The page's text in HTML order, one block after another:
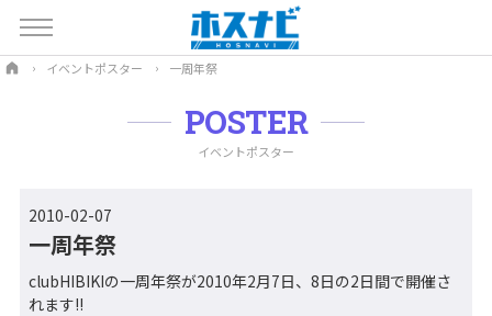
イベントポスター 一周年祭
POSTER
イベントポスター
2010-02-07
一周年祭
clubHIBIKIの一周年祭が2010年2月7日、8日の2日間で開催さ
れます!!